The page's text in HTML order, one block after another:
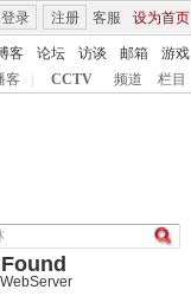
客服 设为首页
登录 注册
客 论坛 访谈 邮箱
游戏
客 CCTV 频道 栏目